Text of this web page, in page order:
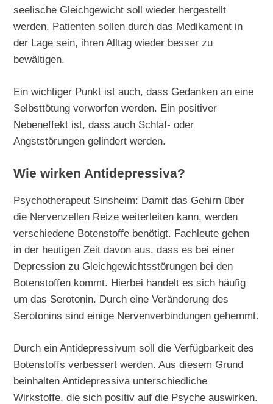
seelische Gleichgewicht soll wieder hergestellt
werden. Patienten sollen durch das Medikament in
der Lage sein, ihren Alltag wieder besser zu
bewältigen.
Ein wichtiger Punkt ist auch, dass Gedanken an eine
Selbsttötung verworfen werden. Ein positiver
Nebeneffekt ist, dass auch Schlaf- oder
Angststörungen gelindert werden.
Wie wirken Antidepressiva?
Psychotherapeut Sinsheim: Damit das Gehirn über
die Nervenzellen Reize weiterleiten kann, werden
verschiedene Botenstoffe benötigt. Fachleute gehen
in der heutigen Zeit davon aus, dass es bei einer
Depression zu Gleichgewichtsstörungen bei den
Botenstoffen kommt. Hierbei handelt es sich häufig
um das Serotonin. Durch eine Veränderung des
Serotonins sind einige Nervenverbindungen gehemmt.
Durch ein Antidepressivum soll die Verfügbarkeit des
Botenstoffs verbessert werden. Aus diesem Grund
beinhalten Antidepressiva unterschiedliche
Wirkstoffe, die sich positiv auf die Psyche auswirken.